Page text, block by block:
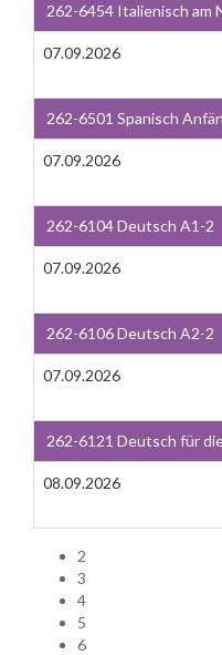
262-6454 Italienisch am
07.09.2026
262-6501 Spanisch
07.09.2026
262-6104 Deutsch A1-2
07.09.2026
262-6106 Deutsch A2-2
07.09.2026
262-6121 Deutsch für
08.09.2026
2
3
4
5
6